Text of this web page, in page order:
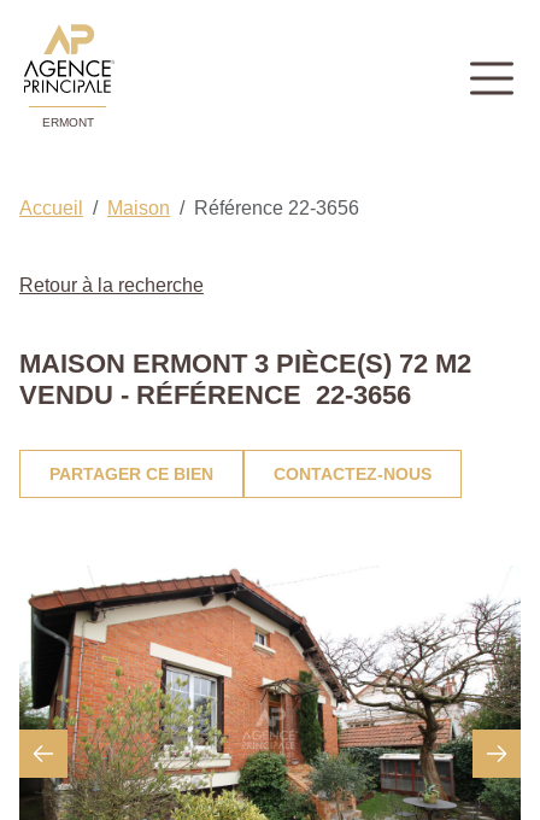
ERMONT
Accueil Maison Référence 22-3656
Retour à la recherche
MAISON ERMONT 3 PIÈCE(S) 72 M2
VENDU - RÉFÉRENCE 22-3656
PARTAGER CE BIEN CONTACTEZ-NOUS